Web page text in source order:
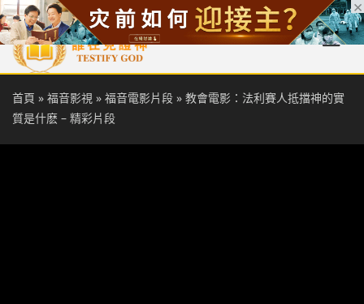
首頁 每日靈糧 天國福音 基督徒見證 信仰解答 聖經
首頁 » 福音影視 » 福音電影片段 » 教會電影：法利賽人抵擋神的實
質是什麽 – 精彩片段